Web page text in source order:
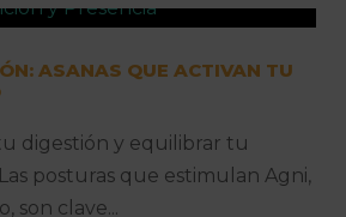
ASANAS QUE ACTIVAN TU
digestión y equilibrar tu
posturas que estimulan Agni,
son clave...